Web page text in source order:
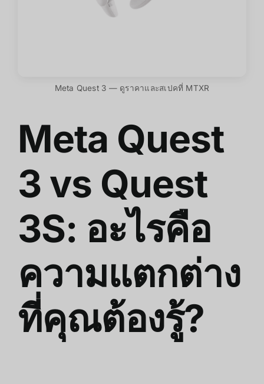
Meta Quest 3 — ดูราคาและสเปคที่ MTXR
Meta Quest
3 vs Quest
3S: อะไรคือ
ความแตกต่าง
ที่คุณต้องรู้?